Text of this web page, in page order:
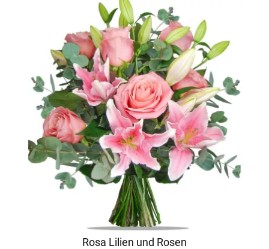
Rosa Lilien und Rosen